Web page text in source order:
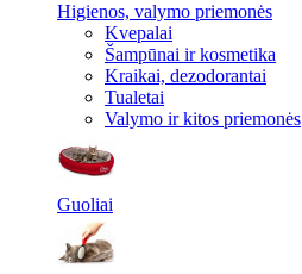
Higienos, valymo priemonės
Kvepalai
Šampūnai ir kosmetika
Kraikai, dezodorantai
Tualetai
Valymo ir kitos priemonės
Guoliai